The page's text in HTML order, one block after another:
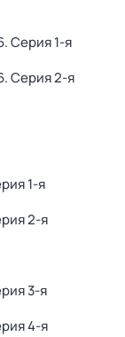
. Серия 1-я
. Серия 2-я
1-я
2-я
3-я
4-я